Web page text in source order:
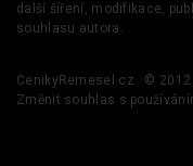
další šíření, modifikace,
souhlasu autora.
CenikyRemesel.cz © 2012
Změnit souhlas s